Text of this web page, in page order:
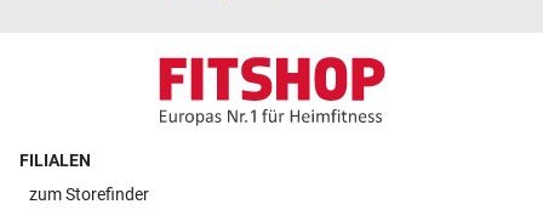
FILIALEN
zumStorefinder